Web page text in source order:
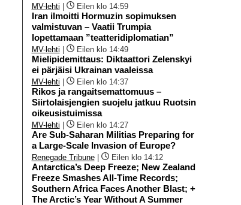
MV-lehti Eilen klo 14:59
Iran ilmoitti Hormuzin sopimuksen
valmistuvan – Vaatii Trumpia
lopettamaan ”teatteridiplomatian”
MV-lehti Eilen klo 14:49
Mielipidemittaus: Diktaattori Zelenskyi
ei pärjäisi Ukrainan vaaleissa
MV-lehti Eilen klo 14:37
Rikos ja rangaitsemattomuus –
Siirtolaisjengien suojelu jatkuu Ruotsin
oikeusistuimissa
MV-lehti Eilen klo 14:27
Are Sub-Saharan Militias Preparing for
a Large-Scale Invasion of Europe?
Renegade Tribune| Eilen klo 14:12
Antarctica’s Deep Freeze; New Zealand
Freeze Smashes All-Time Records;
Southern Africa Faces Another Blast; +
The Arctic’s Year Without A Summer